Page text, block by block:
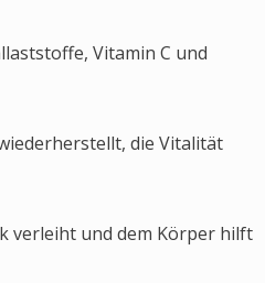
Vitamin C und
die Vitalität
verleiht und dem Körper hilft